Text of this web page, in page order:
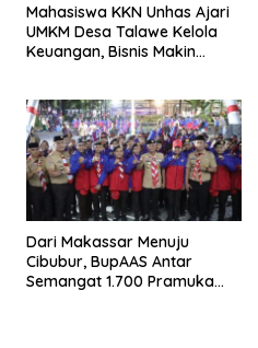
Mahasiswa KKN Unhas Ajari
UMKM Desa Talawe Kelola
Keuangan, Bisnis Makin
Dari Makassar Menuju
Cibubur, BupAAS Antar
Semangat 1.700 Pramuka